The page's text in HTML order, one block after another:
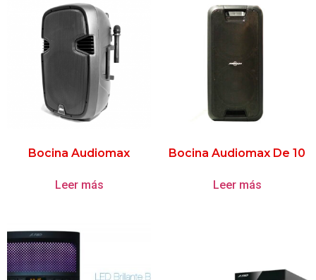
Bocina Audiomax
Leer más
Bocina Audiomax De 10
Leer más